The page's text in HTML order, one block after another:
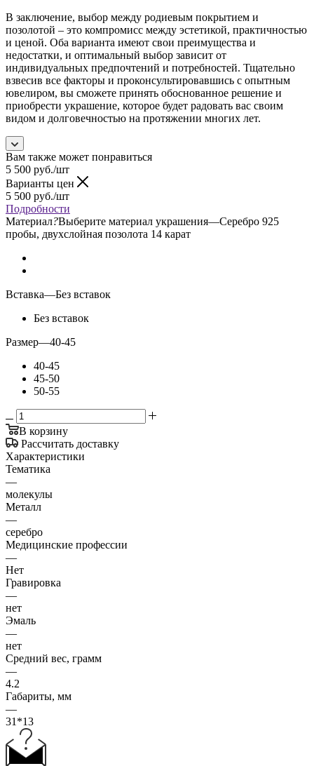
В заключение, выбор между родиевым покрытием и
позолотой – это компромисс между эстетикой, практичностью
и ценой. Оба варианта имеют свои преимущества и
недостатки, и оптимальный выбор зависит от
индивидуальных предпочтений и потребностей. Тщательно
взвесив все факторы и проконсультировавшись с опытным
ювелиром, вы сможете принять обоснованное решение и
приобрести украшение, которое будет радовать вас своим
видом и долговечностью на протяжении многих лет.
Вам также может понравиться
5 500 руб./шт
Варианты цен
5 500 руб./шт
Подробности
Материал?Выберите материал украшения—Серебро 925
пробы, двухслойная позолота 14 карат
Вставка—Без вставок
Без вставок
Размер—40-45
40-45
45-50
50-55
В корзину
Рассчитать доставку
Характеристики
Тематика
—
молекулы
Металл
—
серебро
Медицинские профессии
—
Нет
Гравировка
—
нет
Эмаль
—
нет
Средний вес, грамм
—
4.2
Габариты, мм
—
31*13